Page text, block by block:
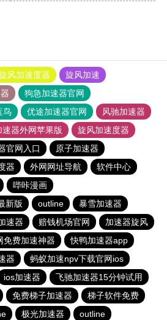
风加速度器
旋风加速
狗急加速器官网
鸟 优途加速器官网
风驰加速器
器外网苹果版
旋风加速度器
官网入口
原子加速器
器 外网网址导航
软件中心
哔咔漫画
新版
outline
暴雪加速器
速器 赔钱机场官网
加速器旋风
免费加速神器
快鸭加速器app
器
蚂蚁加速npv下载官网ios
ios加速器
飞驰加速器15分钟试用
免费梯子加速器
梯子软件免费
极光加速器 outline